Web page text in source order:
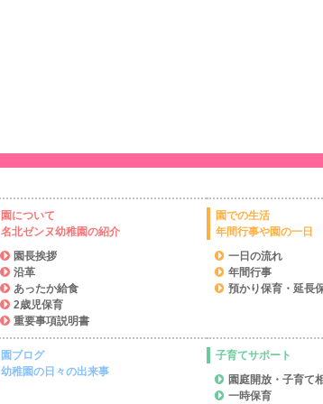
園について
名北ゼンヌ幼稚園の紹介
園長挨拶
沿革
あったか給食
2歳児保育
重要事項説明書
園での生活
年間行事や園の一日
一日の流れ
年間行事
預かり保育・延長
園ブログ
幼稚園の日々の出来事
子育てサポート
園庭開放・子育て
一時保育